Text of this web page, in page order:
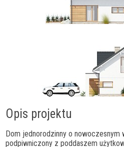
Opis projektu
Dom jednorodzinny o nowoczesnym
podpiwniczony z poddaszem